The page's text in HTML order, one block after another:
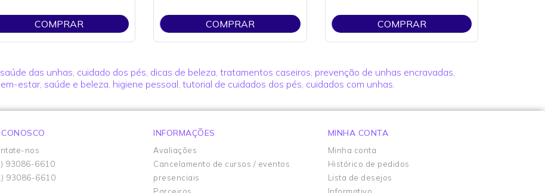
COMPRAR COMPRAR COMPRAR
saúde das unhas cuidado dos pés dicas de beleza tratamentos caseiros prevenção de unhas encravadas
estar, saúde e beleza higiene pessoal tutorial de cuidados dos pés cuidados com unhas.
nos
93086-6610
93086-6610
INFORMAÇÕES
Avaliações
Cancelamento de cursos / eventos
presenciais
Parceiros
MINHA CONTA
Minha conta
Histórico de pedidos
Lista de desejos
Informativo